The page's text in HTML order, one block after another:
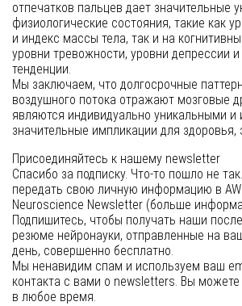
отпечатков пальцев дает значительные
физиологические состояния, такие как
и индекс массы тела, так и на
уровни тревожности, уровни депрессии
тенденции.
Мы заключаем, что долгосрочные
воздушного потока отражают мозговые
являются индивидуально уникальными
значительные импликации для здоровья,
Присоединяйтесь к нашему newsletter
Спасибо за подписку. Что-то пошло не
передать свою личную информацию в
Neuroscience Newsletter (больше
Подпишитесь, чтобы получать наши
резюме нейронауки, отправленные на
день, совершенно бесплатно.
Мы ненавидим спам и используем ваш
контакта с вами о newsletters. Вы можете
в любое время.